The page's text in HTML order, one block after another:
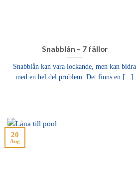
Snabblån – 7 fällor
Snabblån kan vara lockande, men kan bidra
med en hel del problem. Det finns en [...]
20
Aug